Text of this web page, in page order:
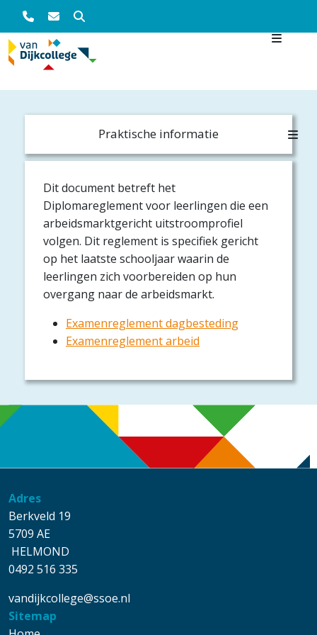
Main navigation
Praktische informatie
Dit document betreft het
Diplomareglement voor leerlingen die een
arbeidsmarktgericht uitstroomprofiel
volgen. Dit reglement is specifiek gericht
op het laatste schooljaar waarin de
leerlingen zich voorbereiden op hun
overgang naar de arbeidsmarkt.
Examenreglement dagbesteding
Examenreglement arbeid
Adres
Berkveld 19
5709 AE
HELMOND
0492 516 335
vandijkcollege@ssoe.nl
Sitemap